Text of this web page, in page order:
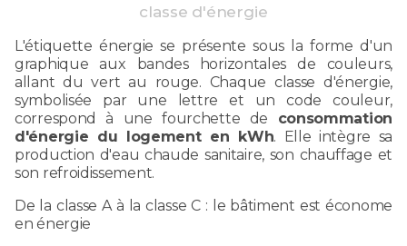
classe d'énergie
L'étiquette énergie se présente sous la forme d'un
graphique aux bandes horizontales de couleurs,
allant du vert au rouge. Chaque classe d'énergie,
symbolisée par une lettre et un code couleur,
correspond à une fourchette de consommation
d'énergie du logement en kWh. Elle intègre sa
production d'eau chaude sanitaire, son chauffage et
son refroidissement.
De la classe A à la classe C : le bâtiment est économe
en énergie